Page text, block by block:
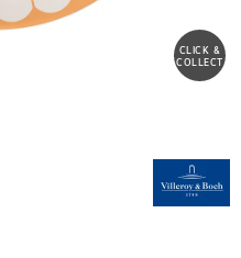
CLICK &
COLLECT